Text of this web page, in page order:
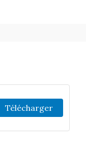
Télécharger